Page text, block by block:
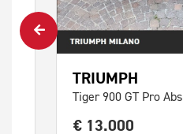
TRIUMPH
Tiger 900 GT Pro Abs
€ 13.000